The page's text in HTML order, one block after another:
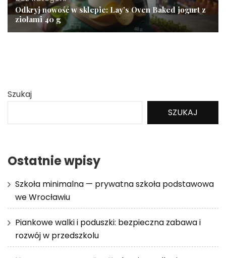
Odkryj nowość w sklepie: Lay’s Oven Baked jogurt z
ziołami 40 g
Szukaj
SZUKAJ
Ostatnie wpisy
Szkoła minimalna — prywatna szkoła podstawowa
we Wrocławiu
Piankowe walki i poduszki: bezpieczna zabawa i
rozwój w przedszkolu